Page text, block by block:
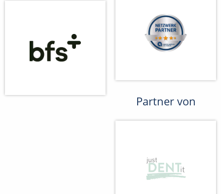
Partner von